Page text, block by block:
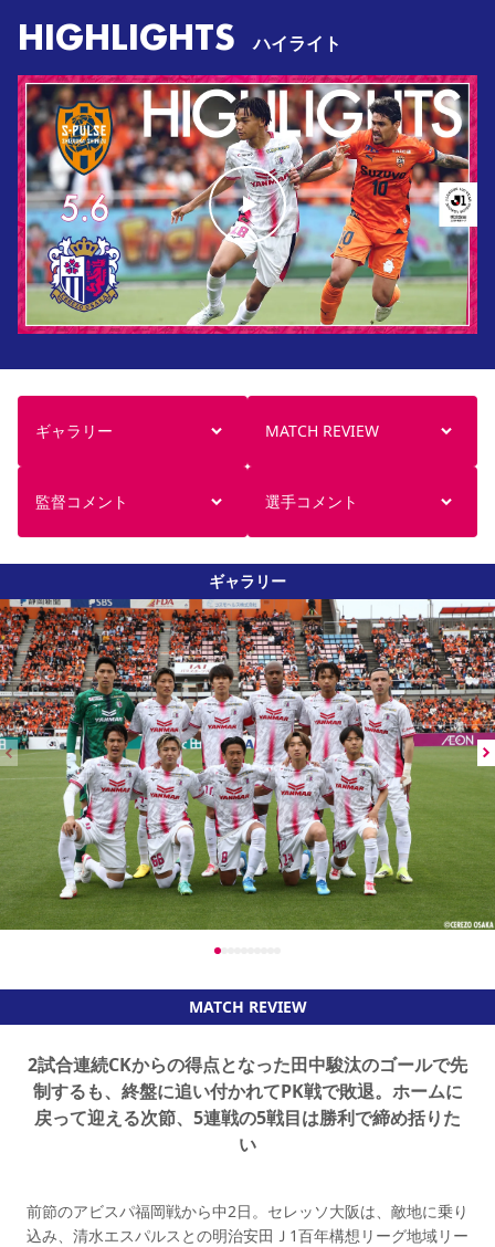
セレッソスポーツパーク舞洲 YANMAR HANASAKA STADIUM
セレッソ大阪アカデミー
子供のサッカースクール
HIGHLIGHTS ハイライト
ギャラリー MATCH REVIEW
監督コメント 選手コメント
ギャラリー
MATCH REVIEW
2試合連続CKからの得点となった田中駿汰のゴールで先
制するも、終盤に追い付かれてPK戦で敗退。ホームに
戻って迎える次節、5連戦の5戦目は勝利で締め括りた
い
前節のアビスパ福岡戦から中2日。セレッソ大阪は、敵地に乗り
込み、清水エスパルスとの明治安田Ｊ1百年構想リーグ地域リー